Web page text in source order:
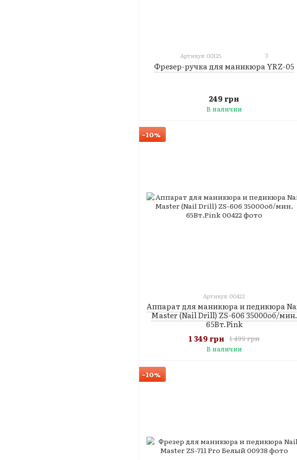
Артикул: 00125 3
Фрезер-ручка для маникюра YRZ-05
249 грн
В наличии
−10%
Артикул: 00422
Аппарат для маникюра и педикюра
Master (Nail Drill) ZS-606 35000об/мин.
65Вт.Pink
1 499 грн
1 349 грн
В наличии
−10%